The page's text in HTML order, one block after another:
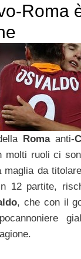
Roma
Romaanti-
molti ruoli ci
maglia da
12 partite,
, che con il